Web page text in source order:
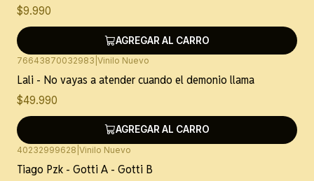
$9.990
AGREGAR AL CARRO
76643870032983 Vinilo Nuevo
Lali - No vayas a atender cuando el demonio llama
$49.990
AGREGAR AL CARRO
40232999628 Vinilo Nuevo
Tiago Pzk - Gotti A - Gotti B